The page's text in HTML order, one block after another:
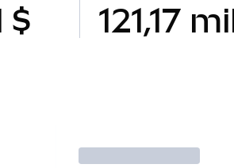
$ 121,17
Operar